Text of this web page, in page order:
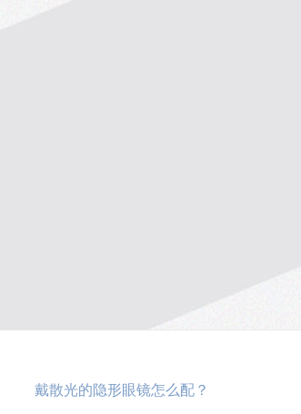
戴散光的隐形眼镜怎么配？